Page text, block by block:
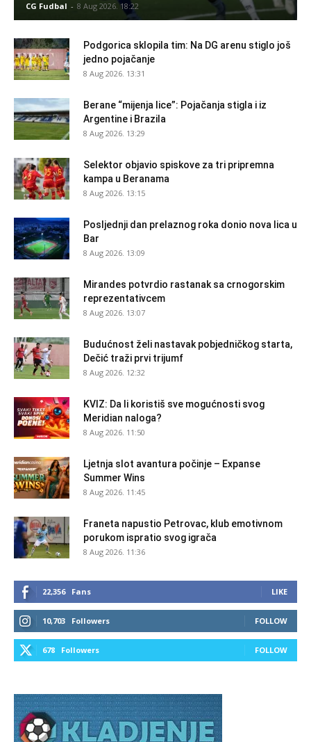
CG Fudbal - 8 Aug 2026. 18:22
Podgorica sklopila tim: Na DG arenu stiglo još
jedno pojačanje
8 Aug 2026. 13:31
Berane “mijenja lice”: Pojačanja stigla i iz
Argentine i Brazila
8 Aug 2026. 13:29
Selektor objavio spiskove za tri pripremna
kampa u Beranama
8 Aug 2026. 13:15
Posljednji dan prelaznog roka donio nova lica u
Bar
8 Aug 2026. 13:09
Mirandes potvrdio rastanak sa crnogorskim
reprezentativcem
8 Aug 2026. 13:07
Budućnost želi nastavak pobjedničkog starta,
Dečić traži prvi trijumf
8 Aug 2026. 12:32
KVIZ: Da li koristiš sve mogućnosti svog
Meridian naloga?
8 Aug 2026. 11:50
Ljetnja slot avantura počinje – Expanse
Summer Wins
8 Aug 2026. 11:45
Franeta napustio Petrovac, klub emotivnom
porukom ispratio svog igrača
8 Aug 2026. 11:36
22,356 Fans LIKE
10,703 Followers FOLLOW
678 Followers FOLLOW